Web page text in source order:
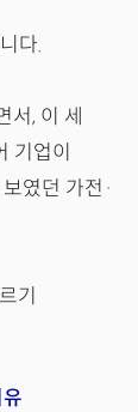
다.
, 이 세
기업이
였던 가전·
기